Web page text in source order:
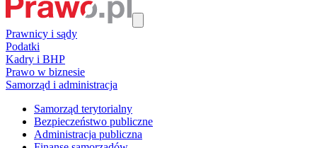
Prawnicy i sądy
Podatki
Kadry i BHP
Prawo w biznesie
Samorząd i administracja
Samorząd terytorialny
Bezpieczeństwo publiczne
Administracja publiczna